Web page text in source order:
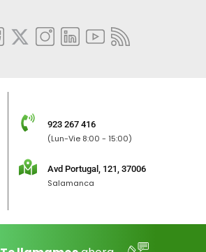
923 267 416
(Lun-Vie 8:00 - 15:00)
Avd Portugal, 121, 37006
Salamanca